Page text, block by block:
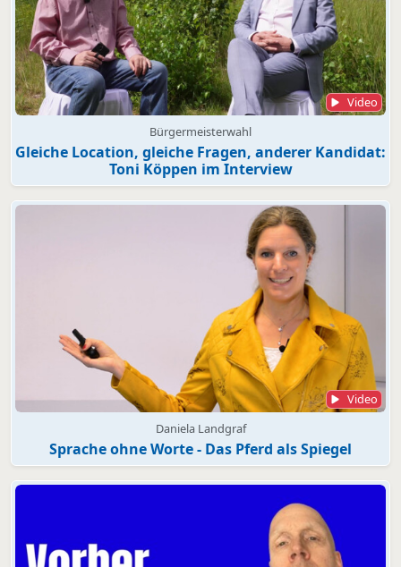
Video
Bürgermeisterwahl
Gleiche Location, gleiche Fragen, anderer Kandidat:
Toni Köppen im Interview
Video
Daniela Landgraf
Sprache ohne Worte - Das Pferd als Spiegel